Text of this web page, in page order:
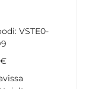
VSTE0-
€